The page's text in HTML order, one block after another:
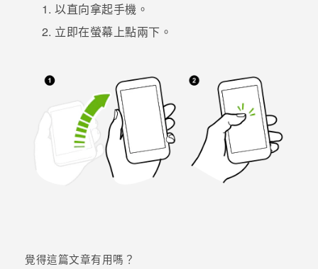
VIVELAND
以直向拿起手機。
立即在螢幕上點兩下。
覺得這篇文章有用嗎？